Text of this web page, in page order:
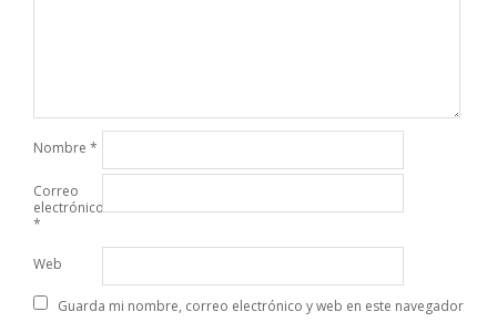
Nombre *
Correo
electrónico
*
Web
Guarda mi nombre, correo electrónico y web en este navegador